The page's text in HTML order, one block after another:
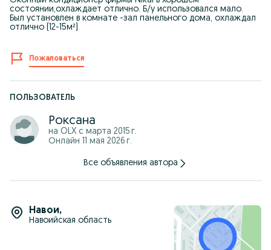
состоянии,охлаждает отлично. Б/у использовался мало.
Был установлен в комнате -зал панельного дома, охлаждал
отлично (12-15м²)
Пожаловаться
ПОЛЬЗОВАТЕЛЬ
Роксана
на OLX с марта 2015 г.
Онлайн 11 мая 2026 г.
Все объявления автора
Навои,
Навоийская область